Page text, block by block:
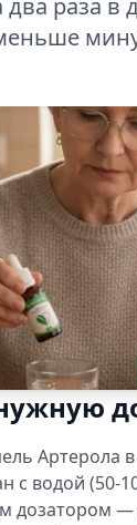
Артерола
с водой (50-
дозатором —